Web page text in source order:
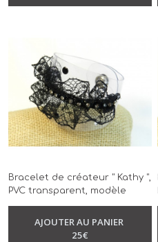
Bracelet de créateur " Kathy ",
PVC transparent, modèle
BraceletAJOUTER AU PANIER
25€